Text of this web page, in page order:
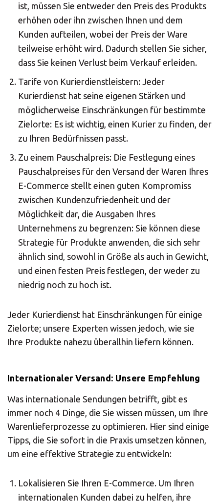
ist, müssen Sie entweder den Preis des Produkts
erhöhen oder ihn zwischen Ihnen und dem
Kunden aufteilen, wobei der Preis der Ware
teilweise erhöht wird. Dadurch stellen Sie sicher,
dass Sie keinen Verlust beim Verkauf erleiden.
Tarife von Kurierdienstleistern: Jeder
Kurierdienst hat seine eigenen Stärken und
möglicherweise Einschränkungen für bestimmte
Zielorte: Es ist wichtig, einen Kurier zu finden, der
zu Ihren Bedürfnissen passt.
Zu einem Pauschalpreis: Die Festlegung eines
Pauschalpreises für den Versand der Waren Ihres
E-Commerce stellt einen guten Kompromiss
zwischen Kundenzufriedenheit und der
Möglichkeit dar, die Ausgaben Ihres
Unternehmens zu begrenzen: Sie können diese
Strategie für Produkte anwenden, die sich sehr
ähnlich sind, sowohl in Größe als auch in Gewicht,
und einen festen Preis festlegen, der weder zu
niedrig noch zu hoch ist.
Jeder Kurierdienst hat Einschränkungen für einige
Zielorte; unsere Experten wissen jedoch, wie sie
Ihre Produkte nahezu überallhin liefern können.
Internationaler Versand: Unsere Empfehlung
Was internationale Sendungen betrifft, gibt es
immer noch 4 Dinge, die Sie wissen müssen, um Ihre
Warenlieferprozesse zu optimieren. Hier sind einige
Tipps, die Sie sofort in die Praxis umsetzen können,
um eine effektive Strategie zu entwickeln:
Lokalisieren Sie Ihren E-Commerce. Um Ihren
internationalen Kunden dabei zu helfen, ihre
Americas
Asia/Pacific
Europe
ROW
SOLVE IT
Need an alternative?
LOOK UNDER THE OTHER 160 MBE
CENTERS IN GERMANY
Or you can open an MBE Centerin your
community.